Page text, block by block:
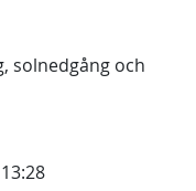
, solnedgång och